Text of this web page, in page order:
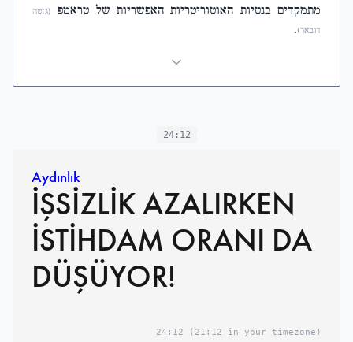
מתמקדים בנטיות האוטוריטריות האפשריות של טראמפ (גזטה
דובאר).
24:12
Aydınlık
İŞSİZLİK AZALIRKEN
İSTİHDAM ORANI DA
DÜŞÜYOR!
24:12 (21:12 in your timezone)